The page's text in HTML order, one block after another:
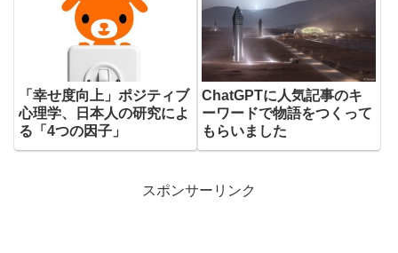
「幸せ度向上」ポジティブ
心理学、日本人の研究によ
る「4つの因子」
ChatGPTに人気記事のキ
ーワードで物語をつくって
もらいました
スポンサーリンク